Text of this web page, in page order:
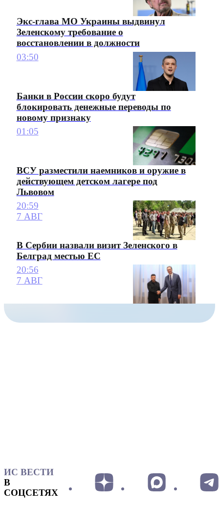
Экс-глава МО Украины выдвинул
Зеленскому требование о
восстановлении в должности
03:50
Банки в России скоро будут
блокировать денежные переводы по
новому признаку
01:05
ВСУ разместили наемников и оружие в
действующем детском лагере под
Львовом
20:59
7 АВГ
В Сербии назвали визит Зеленского в
Белград местью ЕС
20:56
7 АВГ
ИС ВЕСТИ
В
СОЦСЕТЯХ